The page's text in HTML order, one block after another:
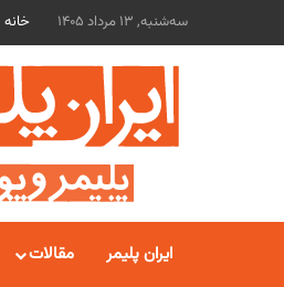
سه‌شنبه, 13 مرداد 1405 خانه
ایران پلیمر مقالات